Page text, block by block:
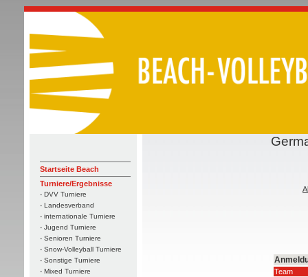
Startseite Beach
Turniere/Ergebnisse
- DVV Turniere
- Landesverband
- internationale Turniere
- Jugend Turniere
- Senioren Turniere
- Snow-Volleyball Turniere
- Sonstige Turniere
- Mixed Turniere
Team